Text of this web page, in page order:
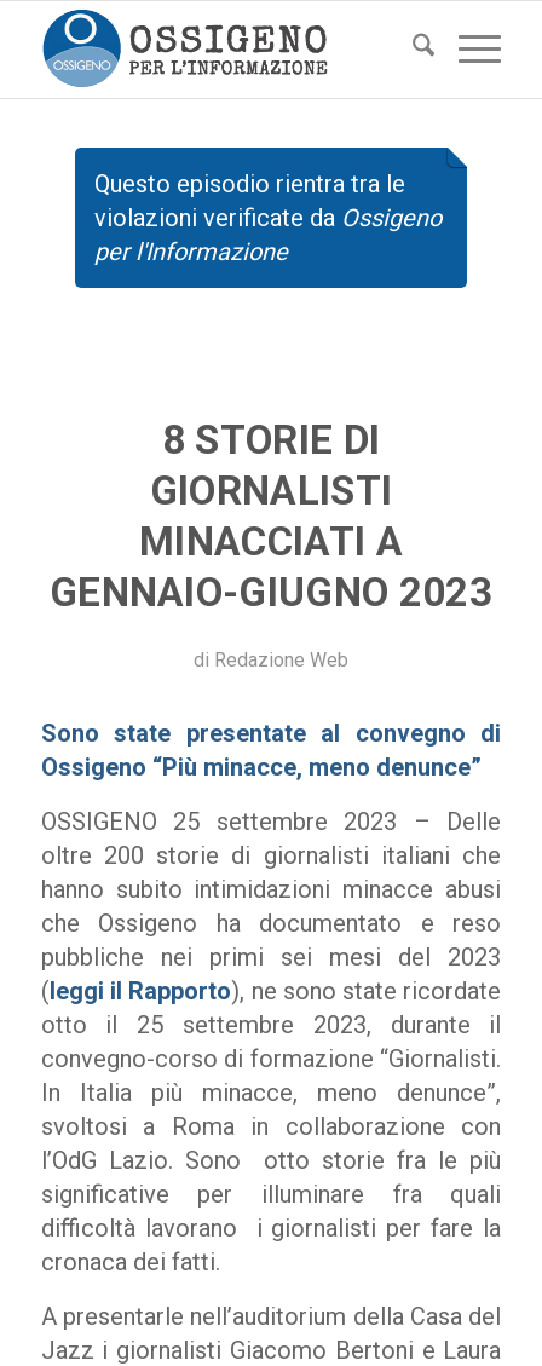
Questo episodio rientra tra le
violazioni verificate da Ossigeno
per l'Informazione
8 STORIE DI
GIORNALISTI
MINACCIATI A
GENNAIO-GIUGNO 2023
di Redazione Web
Sono state presentate al convegno di
Ossigeno “Più minacce, meno denunce”
OSSIGENO 25 settembre 2023 – Delle
oltre 200 storie di giornalisti italiani che
hanno subito intimidazioni minacce abusi
che Ossigeno ha documentato e reso
pubbliche nei primi sei mesi del 2023
(leggi il Rapporto), ne sono state ricordate
otto il 25 settembre 2023, durante il
convegno-corso di formazione “Giornalisti.
In Italia più minacce, meno denunce”,
svoltosi a Roma in collaborazione con
l’OdG Lazio. Sono otto storie fra le più
significative per illuminare fra quali
difficoltà lavorano i giornalisti per fare la
cronaca dei fatti.
A presentarle nell’auditorium della Casa del
Jazz i giornalisti Giacomo Bertoni e Laura